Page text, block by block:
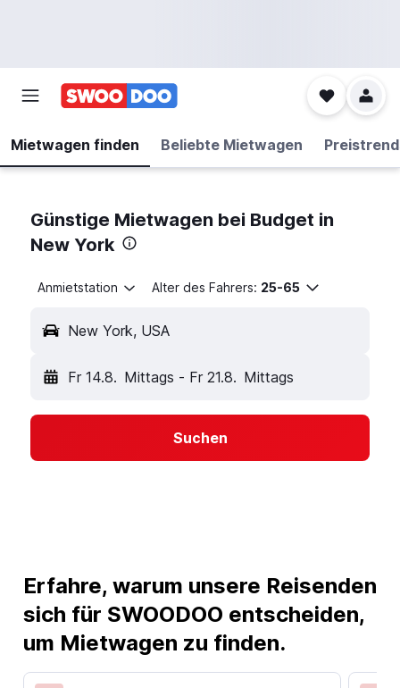
Mietwagen finden Beliebte Mietwagen
Günstige Mietwagen bei Budget in
New York
Anmietstation Alter des Fahrers: 25-65
New York, USA
Fr 14.8. Mittags - Fr 21.8. Mittags
Suchen
Erfahre, warum unsere Reisenden
sich für SWOODOO entscheiden,
um Mietwagen zu finden.